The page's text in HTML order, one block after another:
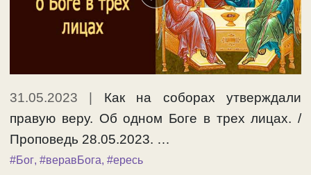
31.05.2023
Как на соборах утверждали
правую веру. Об одном Боге в трех лицах. /
Проповедь 28.05.2023. …
#Бог, #веравБога, #ересь